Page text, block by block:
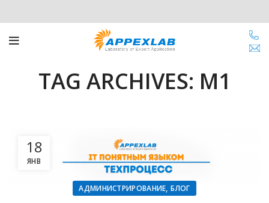
TAG ARCHIVES: M1
18
ЯНВ
АДМИНИСТРИРОВАНИЕ,БЛОГ